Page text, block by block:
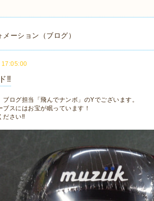
メーション（ブログ）
‼
ブログ担当「飛んでナンボ」のYでございます。
ブスにはお宝が眠っています！
ださい‼